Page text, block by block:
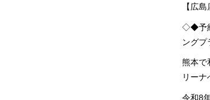
【広島
◇◆予
ングプ
熊本で
リーナ
令和8